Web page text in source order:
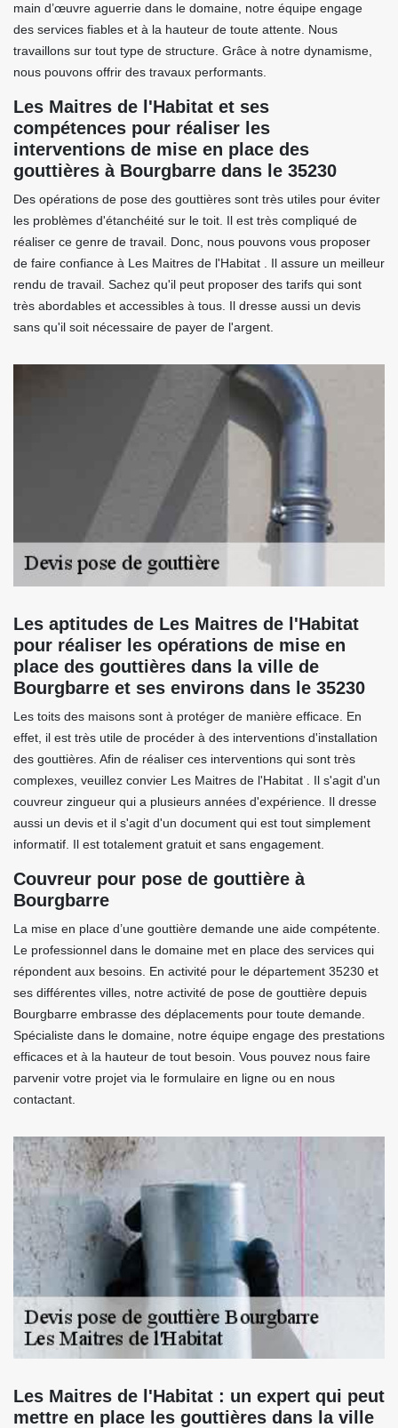
main d’œuvre aguerrie dans le domaine, notre équipe engage
des services fiables et à la hauteur de toute attente. Nous
travaillons sur tout type de structure. Grâce à notre dynamisme,
nous pouvons offrir des travaux performants.
Les Maitres de l'Habitat et ses
compétences pour réaliser les
interventions de mise en place des
gouttières à Bourgbarre dans le 35230
Des opérations de pose des gouttières sont très utiles pour éviter
les problèmes d'étanchéité sur le toit. Il est très compliqué de
réaliser ce genre de travail. Donc, nous pouvons vous proposer
de faire confiance à Les Maitres de l'Habitat . Il assure un meilleur
rendu de travail. Sachez qu'il peut proposer des tarifs qui sont
très abordables et accessibles à tous. Il dresse aussi un devis
sans qu'il soit nécessaire de payer de l'argent.
Les aptitudes de Les Maitres de l'Habitat
pour réaliser les opérations de mise en
place des gouttières dans la ville de
Bourgbarre et ses environs dans le 35230
Les toits des maisons sont à protéger de manière efficace. En
effet, il est très utile de procéder à des interventions d'installation
des gouttières. Afin de réaliser ces interventions qui sont très
complexes, veuillez convier Les Maitres de l'Habitat . Il s'agit d'un
couvreur zingueur qui a plusieurs années d'expérience. Il dresse
aussi un devis et il s'agit d'un document qui est tout simplement
informatif. Il est totalement gratuit et sans engagement.
Couvreur pour pose de gouttière à
Bourgbarre
La mise en place d’une gouttière demande une aide compétente.
Le professionnel dans le domaine met en place des services qui
répondent aux besoins. En activité pour le département 35230 et
ses différentes villes, notre activité de pose de gouttière depuis
Bourgbarre embrasse des déplacements pour toute demande.
Spécialiste dans le domaine, notre équipe engage des prestations
efficaces et à la hauteur de tout besoin. Vous pouvez nous faire
parvenir votre projet via le formulaire en ligne ou en nous
contactant.
Les Maitres de l'Habitat : un expert qui peut
mettre en place les gouttières dans la ville